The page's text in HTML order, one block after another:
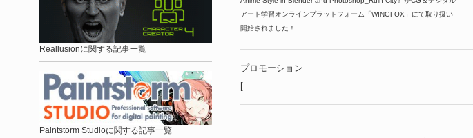
アート学習オンラインプラットフォーム「WINGFOX」にて取り扱い
開始されました！
プロモーション
[
Reallusionに関する記事一覧
Paintstorm Studioに関する記事一覧